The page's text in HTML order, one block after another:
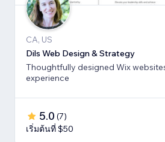
CA, US
Dils Web Design & Strategy
Thoughtfully designed Wix
experience
5.0 (7)
เริ่มต้นที่ $50